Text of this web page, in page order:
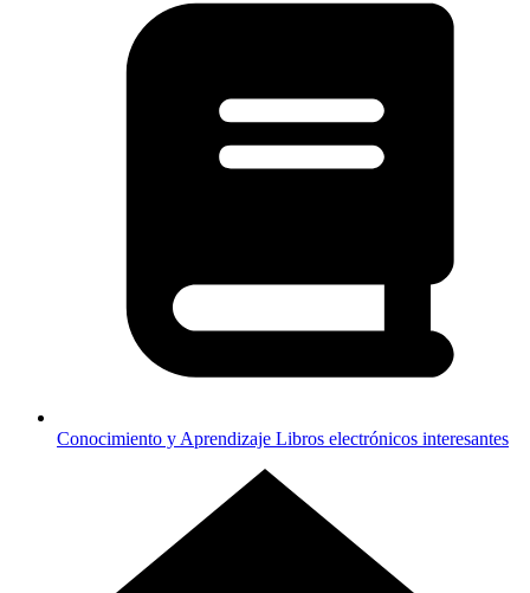
Conocimiento y Aprendizaje Libros electrónicos interesantes